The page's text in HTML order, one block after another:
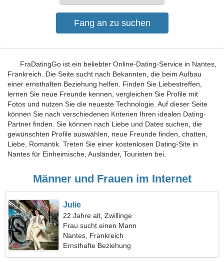
FraDatingGo ist ein beliebter Online-Dating-Service in Nantes,
Frankreich. Die Seite sucht nach Bekannten, die beim Aufbau
einer ernsthaften Beziehung helfen. Finden Sie Liebestreffen,
lernen Sie neue Freunde kennen, vergleichen Sie Profile mit
Fotos und nutzen Sie die neueste Technologie. Auf dieser Seite
können Sie nach verschiedenen Kriterien Ihren idealen Dating-
Partner finden. Sie können nach Liebe und Dates suchen, die
gewünschten Profile auswählen, neue Freunde finden, chatten,
Liebe, Romantik. Treten Sie einer kostenlosen Dating-Site in
Nantes für Einheimische, Ausländer, Touristen bei.
Männer und Frauen im Internet
Julie
22 Jahre alt, Zwillinge
Frau sucht einen Mann
Nantes, Frankreich
Ernsthafte Beziehung